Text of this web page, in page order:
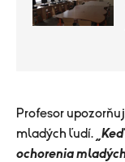
Profesor
mladých ľudí.
ochorenia